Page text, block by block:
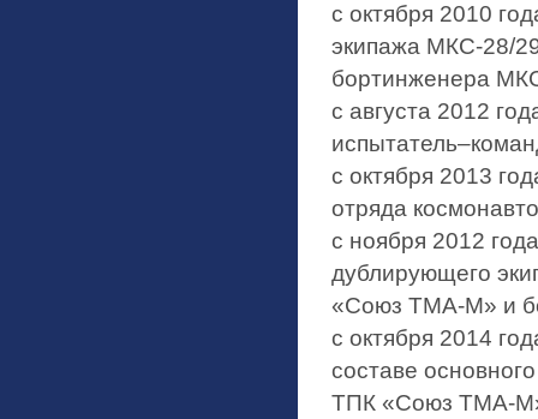
с октября 2010
экипажа МКС-28/
бортинженера
с августа 2012
с октября 2013
отряда
с ноября 2012
дублирующего
«Союз ТМА-М» и
с октября 2014
составе
ТПК «Союз ТМА-